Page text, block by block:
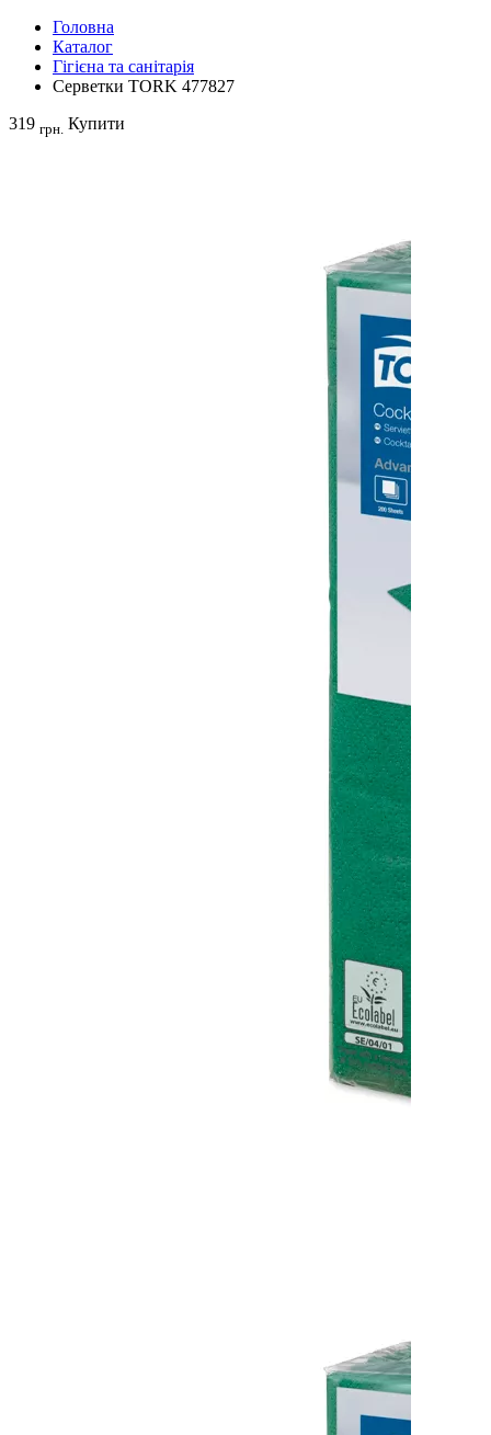
Головна
Каталог
Гігієна та санітарія
Серветки TORK 477827
319 грн. Купити